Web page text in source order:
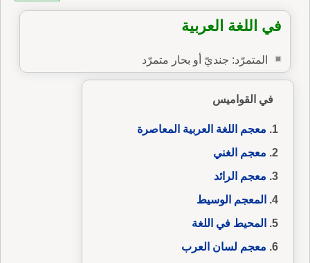
في اللغة العربية
المتمرّد: جنديّ أو بحار متمرّد
في القواميس
معجم اللغة العربية المعاصرة
معجم الغني
معجم الرائد
المعجم الوسيط
المحيط في اللغة
معجم لسان العرب